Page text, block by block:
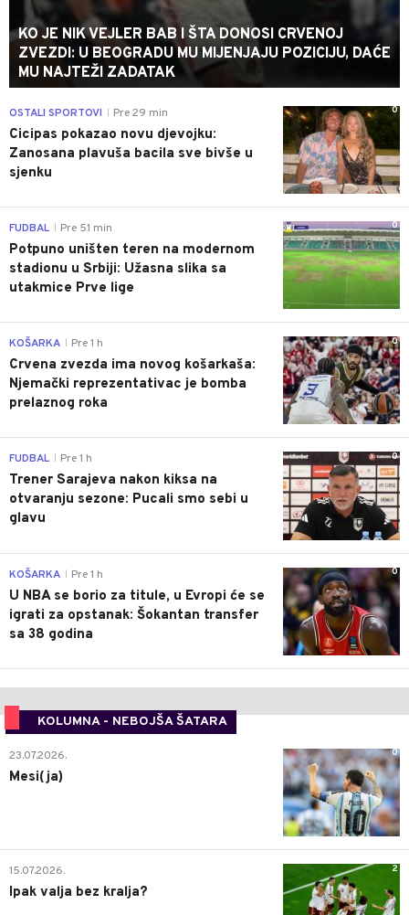
KO JE NIK VEJLER BAB I ŠTA DONOSI CRVENOJ
ZVEZDI: U BEOGRADU MU MIJENJAJU POZICIJU, DAĆE
MU NAJTEŽI ZADATAK
0
OSTALI SPORTOVI Pre 29 min
Cicipas pokazao novu djevojku:
Zanosana plavuša bacila sve bivše u
sjenku
0
FUDBAL Pre 51 min
Potpuno uništen teren na modernom
stadionu u Srbiji: Užasna slika sa
utakmice Prve lige
0
KOŠARKA Pre 1 h
Crvena zvezda ima novog košarkaša:
Njemački reprezentativac je bomba
prelaznog roka
0
FUDBAL Pre 1 h
Trener Sarajeva nakon kiksa na
otvaranju sezone: Pucali smo sebi u
glavu
0
KOŠARKA Pre 1 h
U NBA se borio za titule, u Evropi će se
igrati za opstanak: Šokantan transfer
sa 38 godina
KOLUMNA - NEBOJŠA ŠATARA
0
23.07.2026.
Mesi(ja)
2
15.07.2026.
Ipak valja bez kralja?